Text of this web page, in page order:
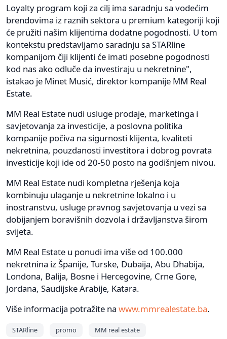
Loyalty program koji za cilj ima saradnju sa vodećim
brendovima iz raznih sektora u premium kategoriji koji
će pružiti našim klijentima dodatne pogodnosti. U tom
kontekstu predstavljamo saradnju sa STARline
kompanijom čiji klijenti će imati posebne pogodnosti
kod nas ako odluče da investiraju u nekretnine",
istakao je Minet Musić, direktor kompanije MM Real
Estate.
MM Real Estate nudi usluge prodaje, marketinga i
savjetovanja za investicije, a poslovna politika
kompanije počiva na sigurnosti klijenta, kvaliteti
nekretnina, pouzdanosti investitora i dobrog povrata
investicije koji ide od 20-50 posto na godišnjem nivou.
MM Real Estate nudi kompletna rješenja koja
kombinuju ulaganje u nekretnine lokalno i u
inostranstvu, usluge pravnog savjetovanja u vezi sa
dobijanjem boravišnih dozvola i državljanstva širom
svijeta.
MM Real Estate u ponudi ima više od 100.000
nekretnina iz Španije, Turske, Dubaija, Abu Dhabija,
Londona, Balija, Bosne i Hercegovine, Crne Gore,
Jordana, Saudijske Arabije, Katara.
Više informacija potražite na www.mmrealestate.ba.
STARline promo MM real estate